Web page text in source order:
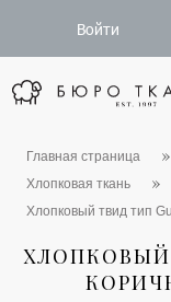
Войти
Главная страница
Хлопковая ткань
Хлопковый твид тип
ХЛОПКОВЫЙ